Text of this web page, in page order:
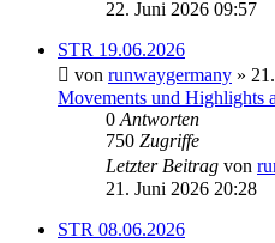
22. Juni 2026 09:57
STR 19.06.2026
von runwaygermany »
Movements und Highlights
0 Antworten
750 Zugriffe
Letzter Beitrag von
21. Juni 2026 20:28
STR 08.06.2026